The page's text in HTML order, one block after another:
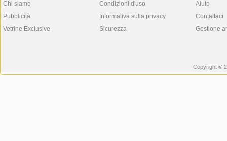
Chi siamo
Pubblicità
Vetrine Exclusive
Condizioni d'uso
Informativa sulla privacy
Sicurezza
Aiuto
Contattaci
Gestione
Copyright ©